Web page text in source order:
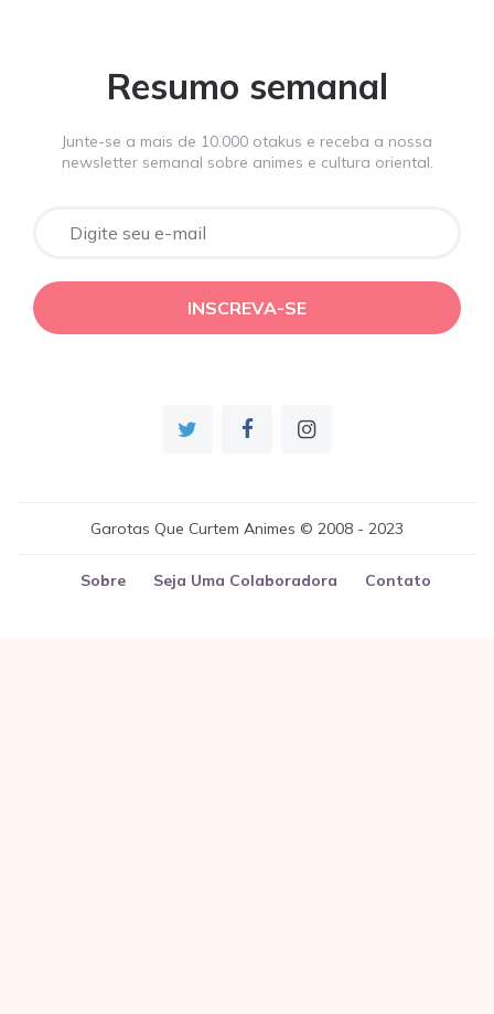
Resumo semanal
Junte-se a mais de 10.000 otakus e receba a nossa
newsletter semanal sobre animes e cultura oriental.
Garotas Que Curtem Animes © 2008 - 2023
Sobre Seja Uma Colaboradora Contato